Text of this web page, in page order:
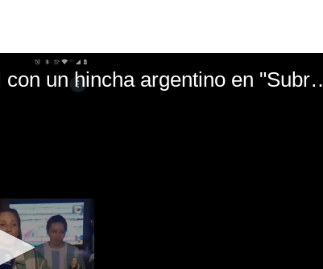
El mal momento de Yanina